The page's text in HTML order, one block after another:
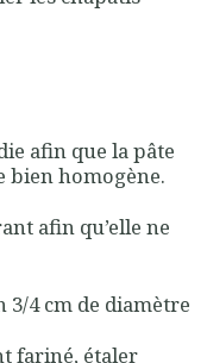
afin que la pâte
homogène.
afin qu’elle ne
4 cm de diamètre
fariné, étaler